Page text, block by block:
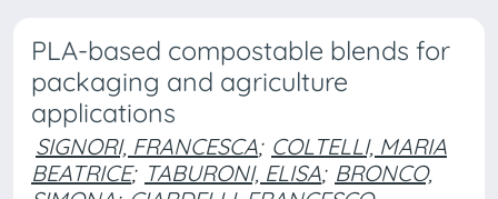
PLA-based compostable blends for
packaging and agriculture
applications
SIGNORI, FRANCESCA; COLTELLI, MARIA
BEATRICE; TABURONI, ELISA; BRONCO,